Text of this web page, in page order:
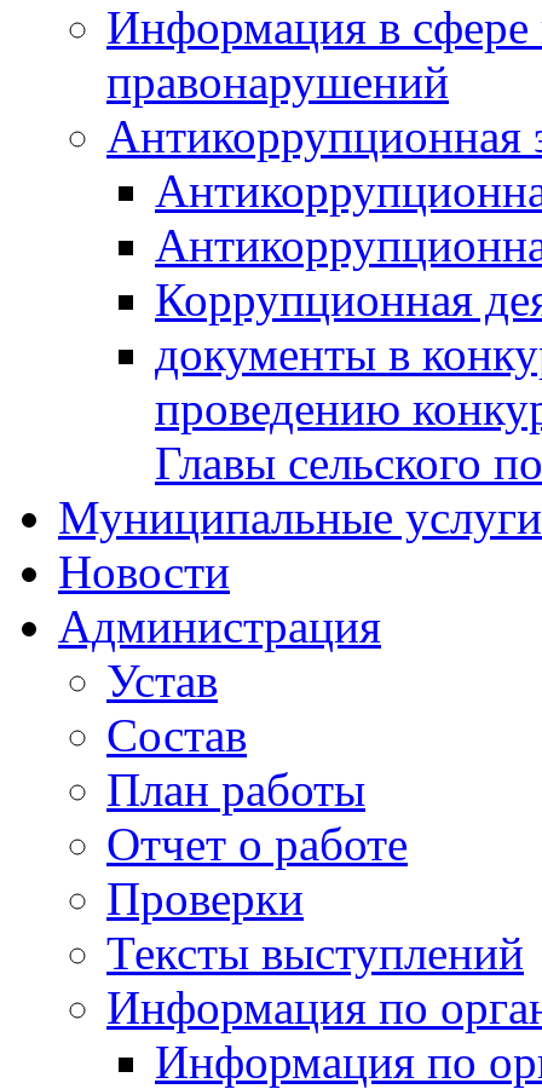
Информация в сфере
правонарушений
Антикоррупционная
Коррупционная
документы в
проведению
Главы сельского
Муниципальные
Новости
Администрация
Устав
Состав
План работы
Отчет о работе
Проверки
Тексты выступлений
Информация по
Информация по